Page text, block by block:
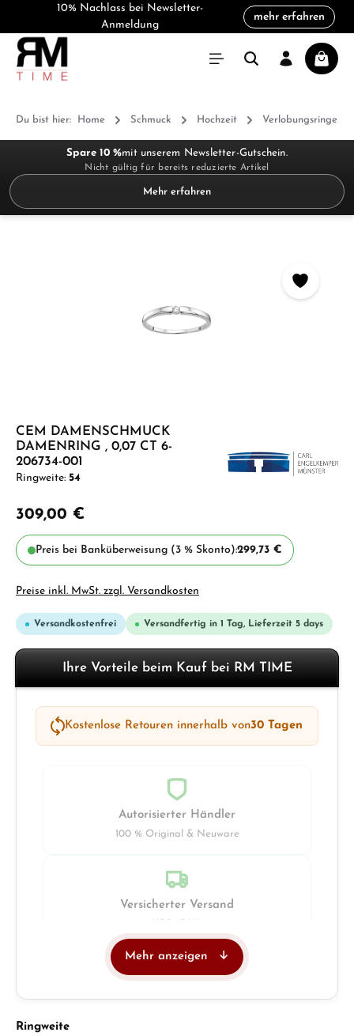
10% Nachlass bei Newsletter-
Anmeldung
mehr erfahren
Du bist hier: Home Schmuck Hochzeit Verlobungsringe
Spare 10 %mit unserem Newsletter-Gutschein.
Nicht gültig für bereits reduzierte Artikel
Mehr erfahren
CEM DAMENSCHMUCK
DAMENRING , 0,07 CT 6-
206734-001
Ringweite: 54
309,00 €
Preis bei Banküberweisung (3 % Skonto):299,73 €
Preise inkl. MwSt. zzgl. Versandkosten
Versandkostenfrei Versandfertig in 1 Tag, Lieferzeit 5 days
Ihre Vorteile beim Kauf bei RM TIME
Kostenlose Retouren innerhalb von30 Tagen
Autorisierter Händler
100 % Original & Neuware
Versicherter Versand
Mehr anzeigen
Ringweiteauswählen